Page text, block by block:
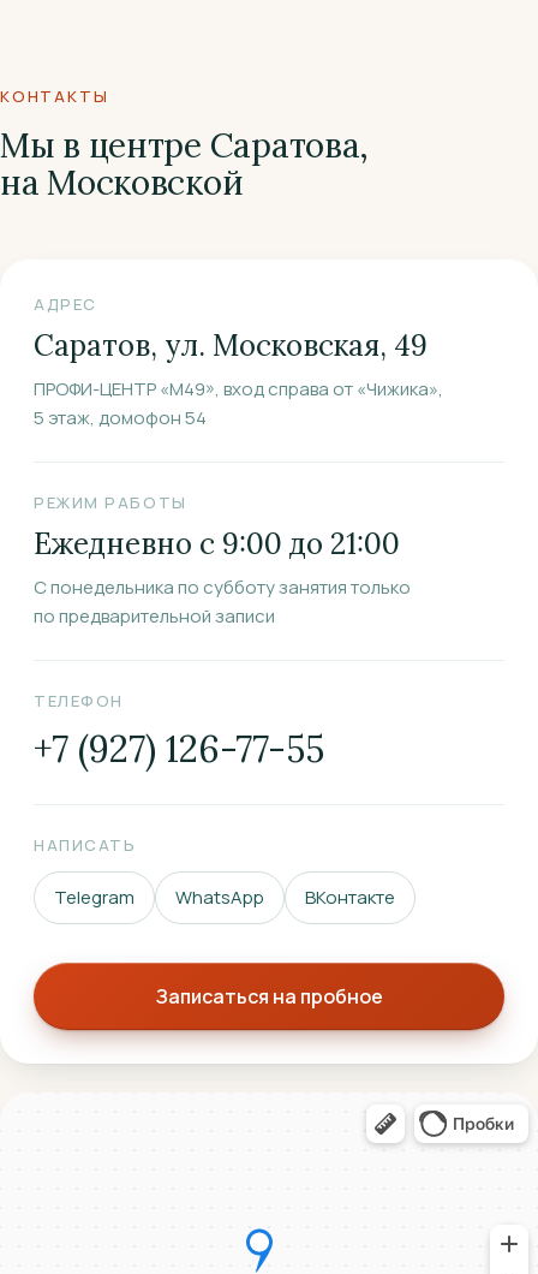
КОНТАКТЫ
Мы в центре Саратова,
на Московской
АДРЕС
Саратов, ул. Московская, 49
ПРОФИ-ЦЕНТР «М49», вход справа от «Чижика»,
5 этаж, домофон 54
РЕЖИМ РАБОТЫ
Ежедневно с 9:00 до 21:00
С понедельника по субботу занятия только
по предварительной записи
ТЕЛЕФОН
+7 (927) 126-77-55
НАПИСАТЬ
Telegram WhatsApp ВКонтакте
Записаться на пробное